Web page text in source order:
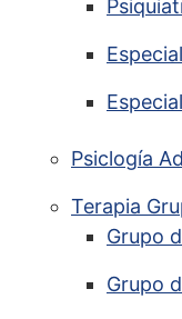
Psiclogía
Terapia
Grupo
Grupo